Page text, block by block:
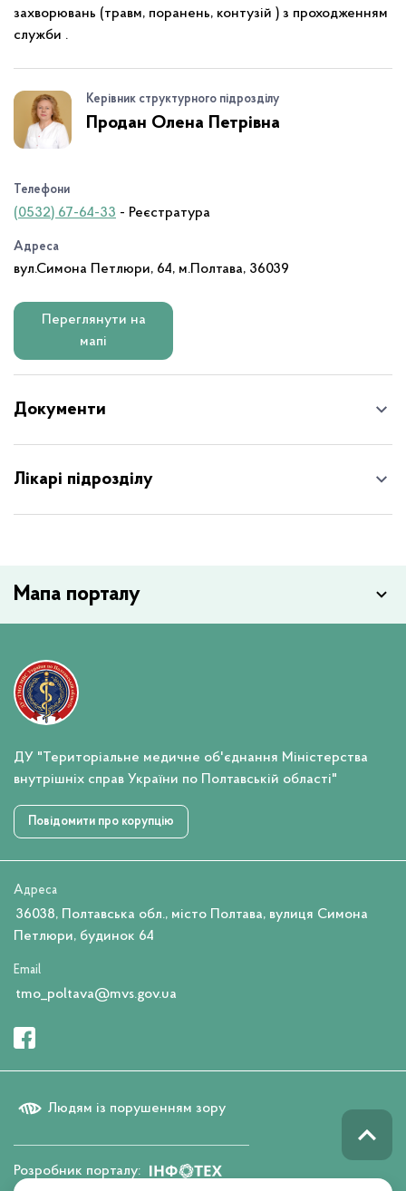
захворювань (травм, поранень, контузій ) з проходженням
служби .
Керівник структурного підрозділу
Продан Олена Петрівна
Телефони
(0532) 67-64-33 - Реєстратура
Адреса
вул.Симона Петлюри, 64, м.Полтава, 36039
Переглянути на
мапі
Документи
Лікарі підрозділу
Мапа порталу
ДУ "Територіальне медичне об'єднання Міністерства
внутрішніх справ України по Полтавській області"
Повідомити про корупцію
Адреса
36038, Полтавська обл., місто Полтава, вулиця Симона
Петлюри, будинок 64
Email
tmo_poltava@mvs.gov.ua
Людям із порушенням зору
Розробник порталу: